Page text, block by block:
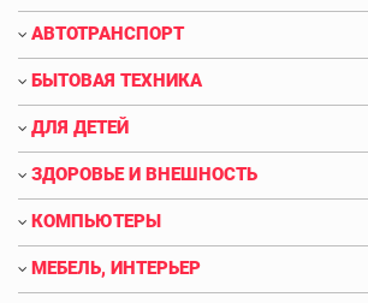
АВТОТРАНСПОРТ
БЫТОВАЯ ТЕХНИКА
ДЛЯ ДЕТЕЙ
ЗДОРОВЬЕ И ВНЕШНОСТЬ
КОМПЬЮТЕРЫ
МЕБЕЛЬ, ИНТЕРЬЕР